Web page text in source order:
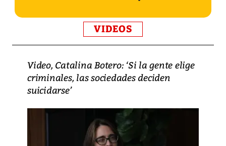
VIDEOS
Video, Catalina Botero: ‘Si la gente elige
criminales, las sociedades deciden
suicidarse’